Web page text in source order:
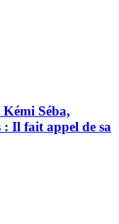
Séba,
: Il fait appel de sa